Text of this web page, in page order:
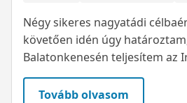
Négy sikeres nagyatádi
követően idén úgy
Balatonkenesén teljesítem az
Tovább olvasom